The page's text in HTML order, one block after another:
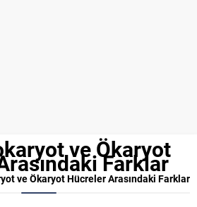
ve Ökaryot
Farklar
ve Ökaryot Hücreler Arasındaki Farklar